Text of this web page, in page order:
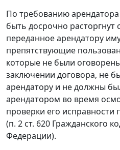
По требованию
быть досрочно расторгнут
переданное арендатору
препятствующие
которые не были
заключении договора, не
арендатору и не должны
арендатором во время
проверки его исправности
(п. 2 ст. 620 Гражданского
Федерации).